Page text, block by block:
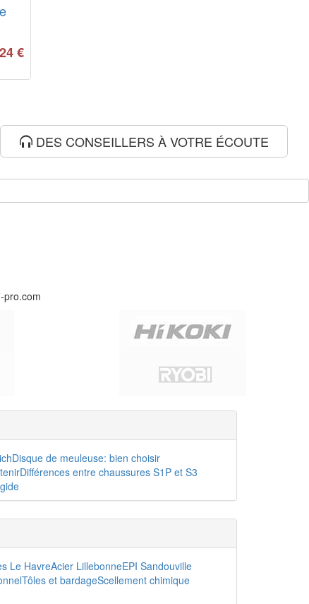
€
DES CONSEILLERS À VOTRE ÉCOUTE
pro.com
Disque de meuleuse: bien choisir
Différences entre chaussures S1P et S3
Le HavreAcier LillebonneEPI Sandouville
Tôles et bardageScellement chimique